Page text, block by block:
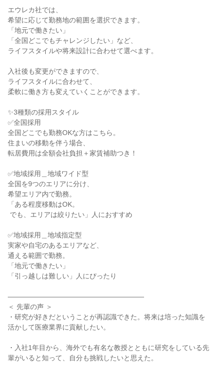
エウレカ社では、
希望に応じて勤務地の範囲を選択できます。
「地元で働きたい」
「全国どこでもチャレンジしたい」など、
ライフスタイルや将来設計に合わせて選べます。
入社後も変更ができますので、
ライフスタイルに合わせて、
柔軟に働き方も変えていくことができます。
✨3種類の採用スタイル
✅全国採用
全国どこでも勤務OKな方はこちら。
住まいの移動を伴う場合、
転居費用は全額会社負担＋家賃補助つき！
✅地域採用＿地域ワイド型
全国を9つのエリアに分け、
希望エリア内で勤務。
「ある程度移動はOK。
✅地域採用＿地域指定型
実家や自宅のあるエリアなど、
通える範囲で勤務。
「地元で働きたい」
「引っ越しは難しい」人にぴったり
――――――――――――――――――――
＜ 先輩の声 ＞
・研究が好きだということが再認識できた。将来は培った知識を
活かして医療業界に貢献したい。
・入社1年目から、海外でも有名な教授とともに研究をしている先
輩がいると知って、自分も挑戦したいと思えた。